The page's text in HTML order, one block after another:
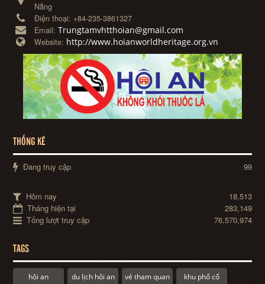
Nẵng
Điện thoại: +84-235-3861327
Email:Trungtamvhtthoian@gmail.com
Website: http://www.hoianworldheritage.org.vn
THỐNG KÊ
Đang truy cập 99
Hôm nay
18,513
Tháng hiện tại
283,149
Tổng lượt truy cập
76,570,974
TAGS
hội an du lịch hội an vé tham quan khu phố cổ